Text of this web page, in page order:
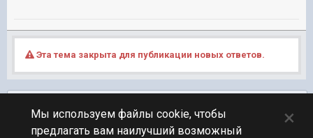
Эта тема закрыта для публикации новых ответов.
Мы используем файлы cookie, чтобы
предлагать вам наилучший возможный
×